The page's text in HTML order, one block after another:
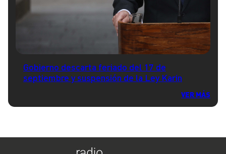
Gobierno descarta feriado del 17 de
septiembre y suspensión de la Ley Karin
VER MÁS